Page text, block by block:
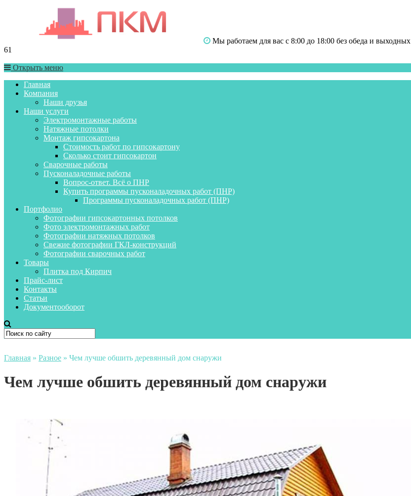
Мы работаем для вас с 8:00 до 18:00 без обеда и выходных
61
Открыть меню
Главная
Компания
Наши друзья
Наши услуги
Электромонтажные работы
Натяжные потолки
Монтаж гипсокартона
Стоимость работ по гипсокартону
Сколько стоит гипсокартон
Сварочные работы
Пусконаладочные работы
Вопрос-ответ. Всё о ПНР
Купить программы пусконаладочных работ (ПНР)
Программы пусконаладочных работ (ПНР)
Портфолио
Фотографии гипсокартонных потолков
Фото электромонтажных работ
Фотографии натяжных потолков
Свежие фотографии ГКЛ-конструкций
Фотографии сварочных работ
Товары
Плитка под Кирпич
Прайс-лист
Контакты
Статьи
Документооборот
Главная » Разное » Чем лучше обшить деревянный дом снаружи
Чем лучше обшить деревянный дом снаружи